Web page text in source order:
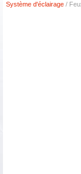
Système d'éclairage /